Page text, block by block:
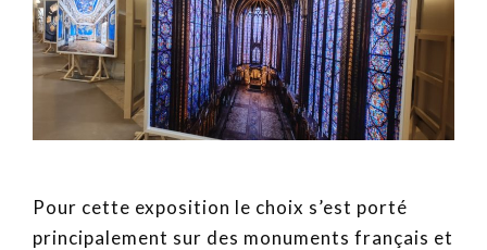
Pour cette exposition le choix s’est porté
principalement sur des monuments français et